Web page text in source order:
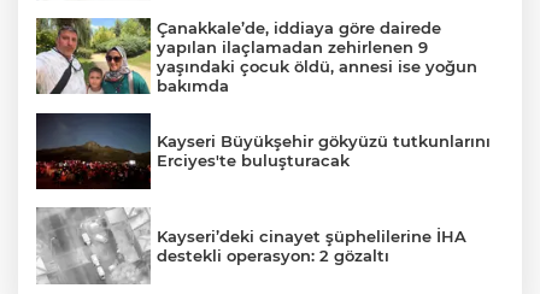
Çanakkale’de, iddiaya göre dairede
yapılan ilaçlamadan zehirlenen 9
yaşındaki çocuk öldü, annesi ise yoğun
bakımda
Kayseri Büyükşehir gökyüzü tutkunlarını
Erciyes'te buluşturacak
Kayseri’deki cinayet şüphelilerine İHA
destekli operasyon: 2 gözaltı